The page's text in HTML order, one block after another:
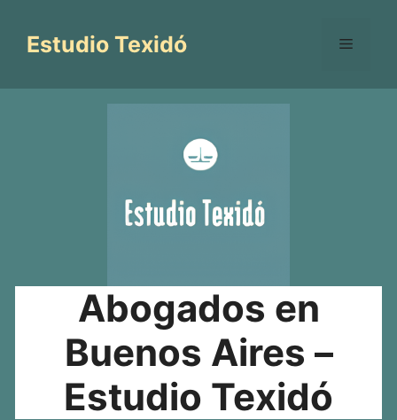
contenido
Estudio Texidó Menú
Abogados en
Buenos Aires –
Estudio Texidó